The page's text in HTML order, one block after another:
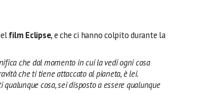
film Eclipse, e che ci hanno colpito durante la
che dal momento in cui la vedi ogni cosa
che ti tiene attaccato al pianeta, è lei.
cosa, sei disposto a essere qualunque